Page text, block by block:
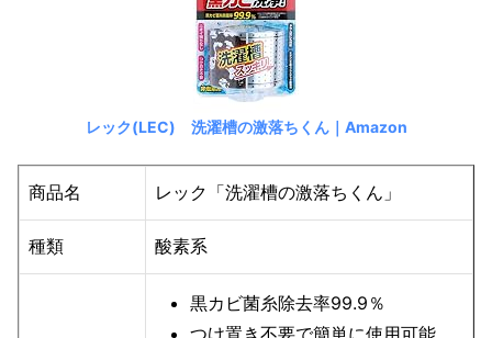
レック(LEC) 洗濯槽の激落ちくん｜Amazon
商品名 レック「洗濯槽の激落ちくん」
種類 酸素系
黒カビ菌糸除去率99.9％